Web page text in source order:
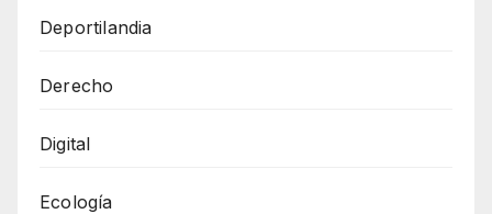
Deportilandia
Derecho
Digital
Ecología